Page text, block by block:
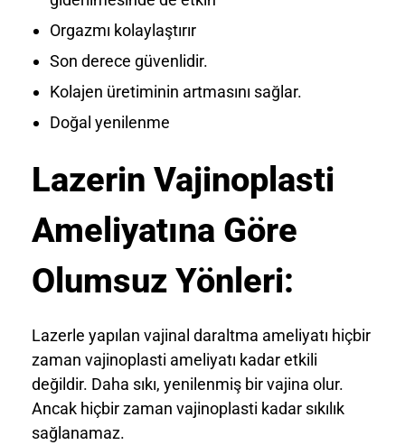
Orgazmı kolaylaştırır
Son derece güvenlidir.
Kolajen üretiminin artmasını sağlar.
Doğal yenilenme
Lazerin Vajinoplasti
Ameliyatına Göre
Olumsuz Yönleri:
Lazerle yapılan vajinal daraltma ameliyatı hiçbir
zaman vajinoplasti ameliyatı kadar etkili
değildir. Daha sıkı, yenilenmiş bir vajina olur.
Ancak hiçbir zaman vajinoplasti kadar sıkılık
sağlanamaz.